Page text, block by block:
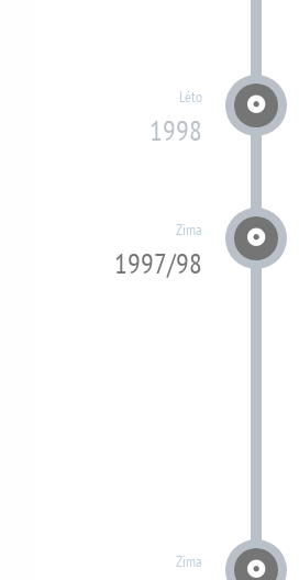
Léto
1998
Zima
1997/98
Zima